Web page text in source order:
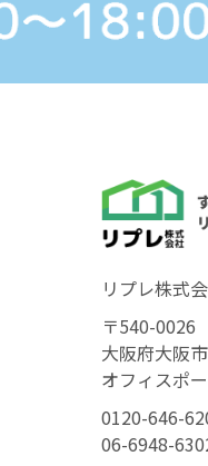
リプレ株式
〒540-0026
大阪府大阪
オフィスポ
0120-646-
06-6948-